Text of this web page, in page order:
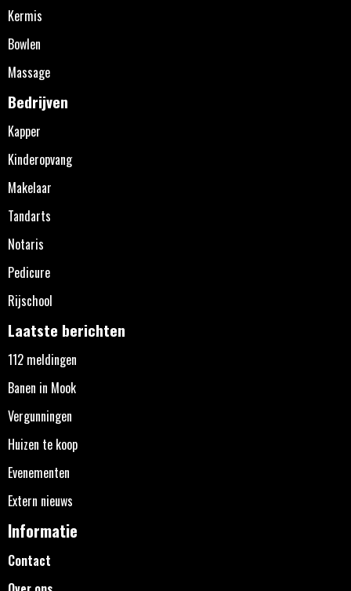
Kermis
Bowlen
Massage
Bedrijven
Kapper
Kinderopvang
Makelaar
Tandarts
Notaris
Pedicure
Rijschool
Laatste berichten
112 meldingen
Banen in Mook
Vergunningen
Huizen te koop
Evenementen
Extern nieuws
Informatie
Contact